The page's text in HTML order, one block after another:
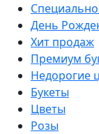
День
Хит продаж
Премиум
Недорогие
Букеты
Цветы
Розы